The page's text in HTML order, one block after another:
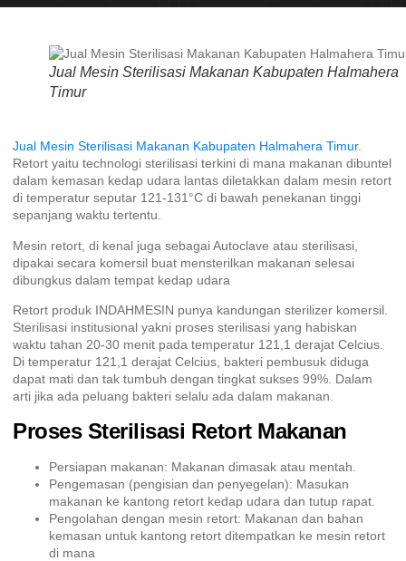
Jual Mesin Sterilisasi Makanan Kabupaten Halmahera
Timur
Jual Mesin Sterilisasi Makanan Kabupaten Halmahera Timur.
Retort yaitu technologi sterilisasi terkini di mana makanan dibuntel
dalam kemasan kedap udara lantas diletakkan dalam mesin retort
di temperatur seputar 121-131°C di bawah penekanan tinggi
sepanjang waktu tertentu.
Mesin retort, di kenal juga sebagai Autoclave atau sterilisasi,
dipakai secara komersil buat mensterilkan makanan selesai
dibungkus dalam tempat kedap udara
Retort produk INDAHMESIN punya kandungan sterilizer komersil.
Sterilisasi institusional yakni proses sterilisasi yang habiskan
waktu tahan 20-30 menit pada temperatur 121,1 derajat Celcius.
Di temperatur 121,1 derajat Celcius, bakteri pembusuk diduga
dapat mati dan tak tumbuh dengan tingkat sukses 99%. Dalam
arti jika ada peluang bakteri selalu ada dalam makanan.
Proses Sterilisasi Retort Makanan
Persiapan makanan: Makanan dimasak atau mentah.
Pengemasan (pengisian dan penyegelan): Masukan
makanan ke kantong retort kedap udara dan tutup rapat.
Pengolahan dengan mesin retort: Makanan dan bahan
kemasan untuk kantong retort ditempatkan ke mesin retort
di mana